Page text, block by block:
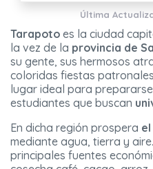
Última
Tarapoto es la ciudad
la vez de la provincia de
su gente, sus hermosos
coloridas fiestas
lugar ideal para
estudiantes que buscan
En dicha región prospera
mediante agua, tierra y
principales fuentes